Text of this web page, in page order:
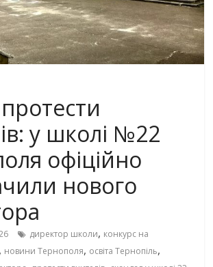
у школі №22
офіційно
нового
директор школи, конкурс на
, новини Тернополя, освіта Тернопіль,